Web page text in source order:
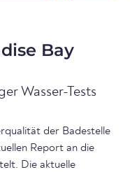
Bay
Wasser-Tests
der Badestelle
Report an die
Die aktuelle